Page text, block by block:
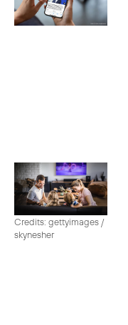
Credits: gettyimages /
skynesher